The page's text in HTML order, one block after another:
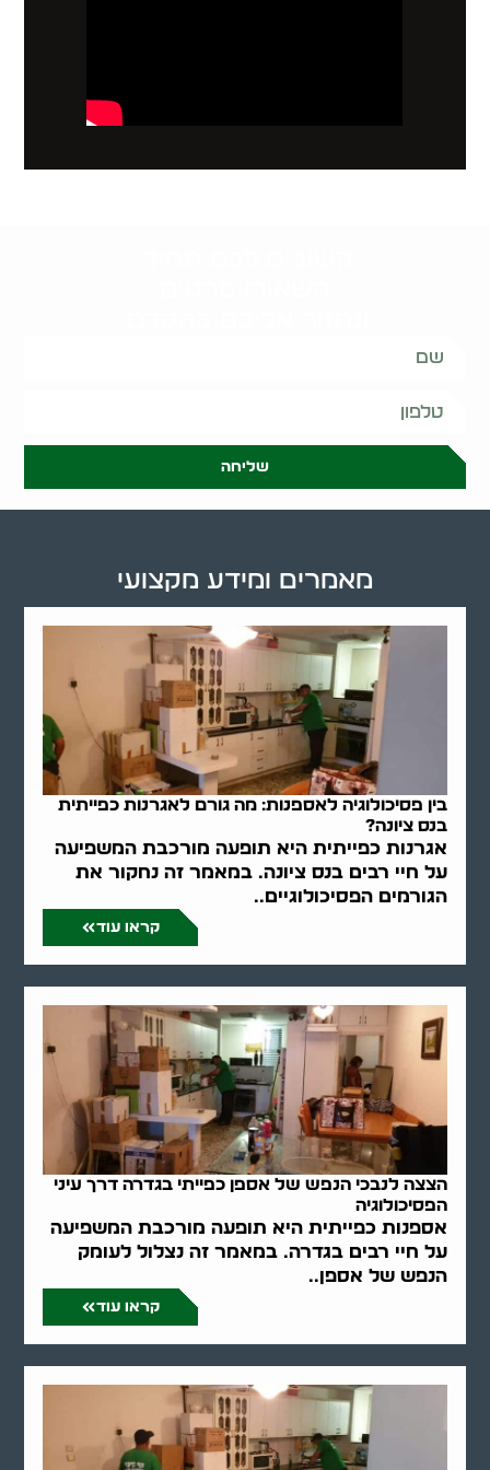
שליחה
בין פסיכולוגיה לאספנות: מה גורם לאגרנות כפייתית
בנס ציונה?
אגרנות כפייתית היא תופעה מורכבת המשפיעה
על חיי רבים בנס ציונה. במאמר זה נחקור את
הגורמים הפסיכולוגיים..
קראו עוד
הצצה לנבכי הנפש של אספן כפייתי בגדרה דרך עיני
הפסיכולוגיה
אספנות כפייתית היא תופעה מורכבת המשפיעה
על חיי רבים בגדרה. במאמר זה נצלול לעומק
הנפש של אספן..
קראו עוד
מאמרים ומידע מקצועי